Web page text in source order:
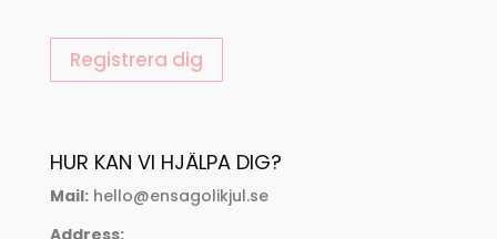
HUR KAN VI HJÄLPA DIG?
Mail:hello@ensagolikjul.se
Address: